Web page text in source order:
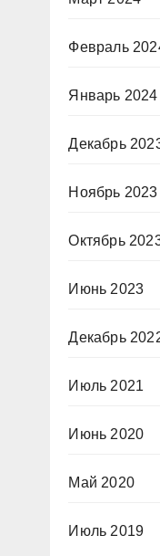
Февраль
Январь 2024
Декабрь
Ноябрь 2023
Октябрь
Июнь 2023
Декабрь
Июль 2021
Июнь 2020
Май 2020
Июль 2019